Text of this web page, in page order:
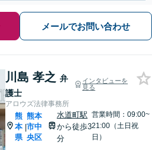
メールでお問い合わせ
川島 孝之 弁
護士
インタビューを
見る
アロウズ法律事務所
熊
本
県
|
熊本
市中
央区
水道町駅
から徒歩3
分
営業時間：09:00~
21:00（土日祝
日）